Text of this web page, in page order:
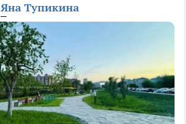
Яна Тупикина